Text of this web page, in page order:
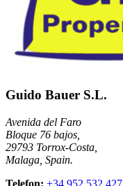
Guido Bauer S.L.
Avenida del Faro
Bloque 76 bajos,
29793 Torrox-Costa,
Malaga, Spain.
Telefon: +34 952 532 427